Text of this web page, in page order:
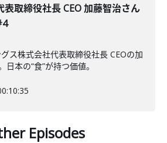
表取締役社長 CEO 加藤智治さん
ス株式会社代表取締役社長 CEOの加
本の“食”が持つ価値。
Episodes